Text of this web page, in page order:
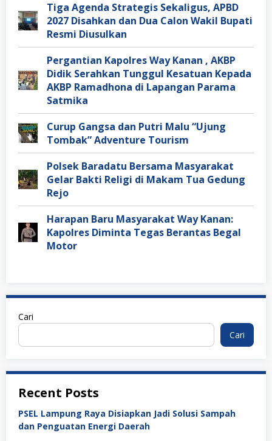
Tiga Agenda Strategis Sekaligus, APBD
2027 Disahkan dan Dua Calon Wakil Bupati
Resmi Diusulkan
Pergantian Kapolres Way Kanan , AKBP
Didik Serahkan Tunggul Kesatuan Kepada
AKBP Ramadhona di Lapangan Parama
Satmika
Curup Gangsa dan Putri Malu “Ujung
Tombak” Adventure Tourism
Polsek Baradatu Bersama Masyarakat
Gelar Bakti Religi di Makam Tua Gedung
Rejo
Harapan Baru Masyarakat Way Kanan:
Kapolres Diminta Tegas Berantas Begal
Motor
Cari
Cari
Recent Posts
PSEL Lampung Raya Disiapkan Jadi Solusi Sampah
dan Penguatan Energi Daerah